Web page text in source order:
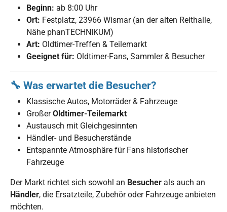
Beginn: ab 8:00 Uhr
Ort: Festplatz, 23966 Wismar (an der alten Reithalle,
Nähe phanTECHNIKUM)
Art: Oldtimer-Treffen & Teilemarkt
Geeignet für: Oldtimer-Fans, Sammler & Besucher
🔧 Was erwartet die Besucher?
Klassische Autos, Motorräder & Fahrzeuge
GroßerOldtimer-Teilemarkt
Austausch mit Gleichgesinnten
Händler- und Besucherstände
Entspannte Atmosphäre für Fans historischer
Fahrzeuge
Der Markt richtet sich sowohl an Besucher als auch an
Händler, die Ersatzteile, Zubehör oder Fahrzeuge anbieten
möchten.